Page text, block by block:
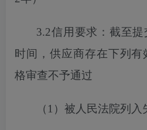
3.2信用要求：截至提
时间，供应商存在下列
格审查不予通过
（ 1）被人民法院列